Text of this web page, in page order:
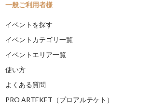
一般ご利用者様
イベントを探す
イベントカテゴリ一覧
イベントエリア一覧
使い方
よくある質問
PRO ARTEKET（プロアルテケト）